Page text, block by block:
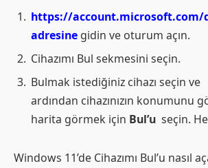
https://account.microsoft.com/
adresine gidin ve oturum açın.
Cihazımı Bul sekmesini seçin.
Bulmak istediğiniz cihazı seçin ve
ardından cihazınızın konumunu
harita görmek için Bul’u seçin.
Windows 11’de Cihazımı Bul’u nasıl